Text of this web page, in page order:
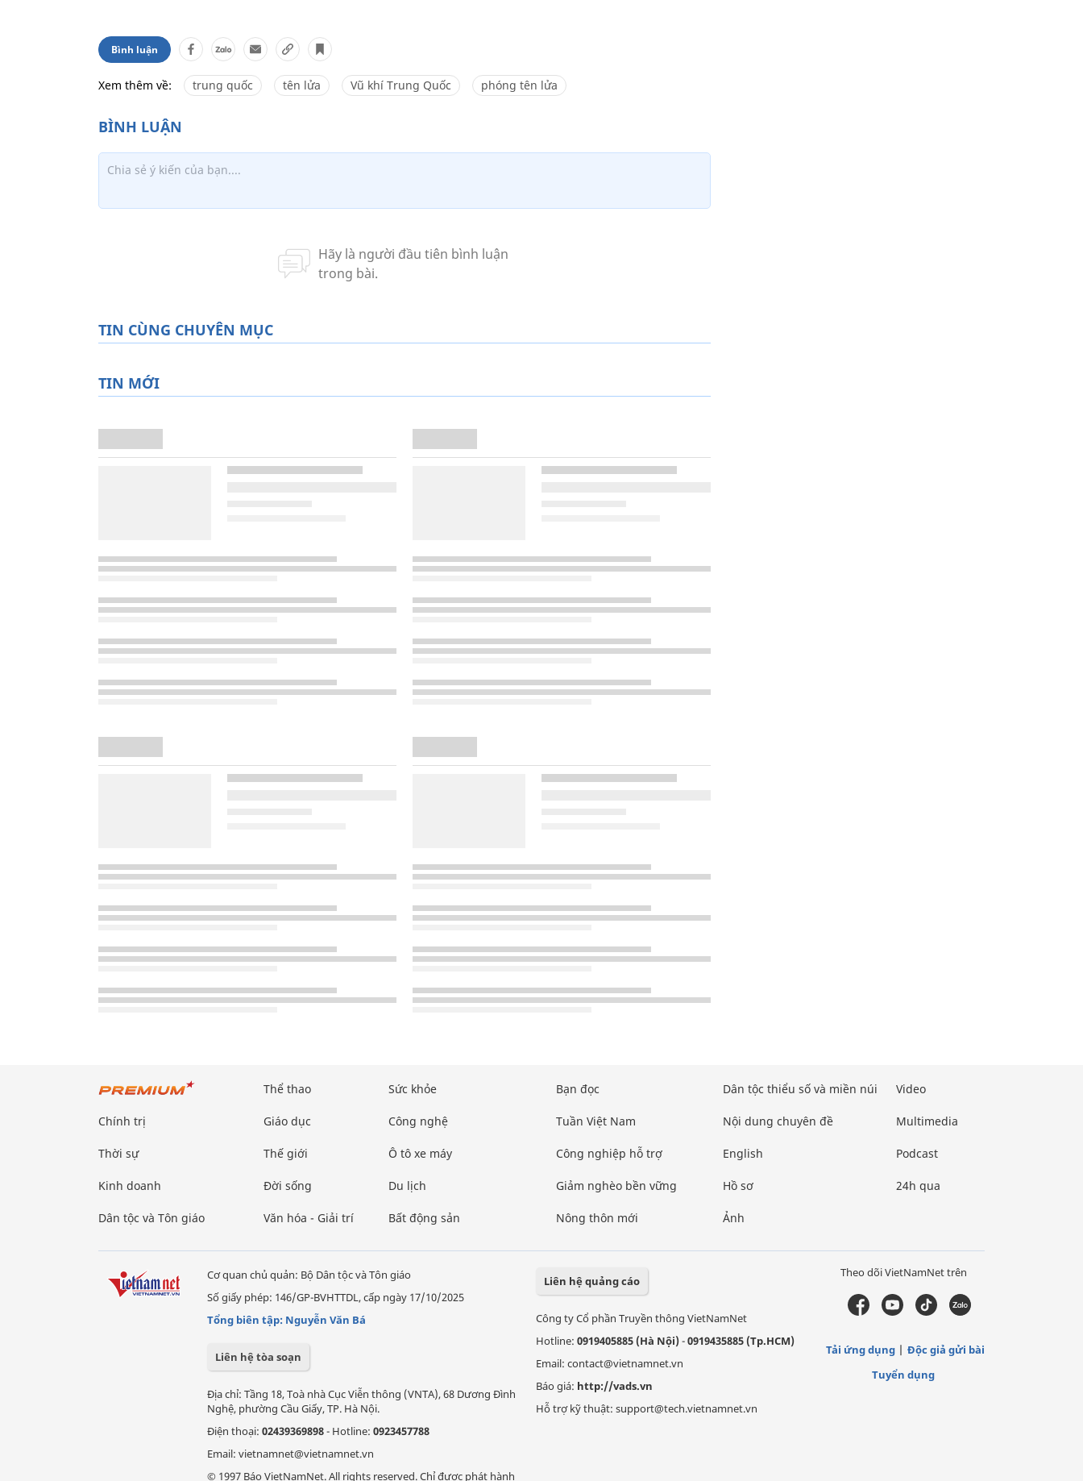
Bình luận
Xem thêm về: trung quốc tên lửa Vũ khí Trung Quốc phóng tên lửa
TIN CÙNG CHUYÊN MỤC
TIN MỚI
Chính trị
Thời sự
Kinh doanh
Dân tộc và Tôn giáo
Thể thao
Giáo dục
Thế giới
Đời sống
Văn hóa - Giải trí
Sức khỏe
Công nghệ
Ô tô xe máy
Du lịch
Bất động sản
Bạn đọc
Tuần Việt Nam
Công nghiệp hỗ trợ
Giảm nghèo bền vững
Nông thôn mới
Dân tộc thiểu số và miền núi
Nội dung chuyên đề
English
Hồ sơ
Ảnh
Video
Multimedia
Podcast
24h qua
Cơ quan chủ quản: Bộ Dân tộc và Tôn giáo
Số giấy phép: 146/GP-BVHTTDL, cấp ngày 17/10/2025
Tổng biên tập: Nguyễn Văn Bá
Liên hệ tòa soạn
Địa chỉ: Tầng 18, Toà nhà Cục Viễn thông (VNTA), 68 Dương Đình
Nghệ, phường Cầu Giấy, TP. Hà Nội.
Điện thoại: 02439369898- Hotline: 0923457788
Email: vietnamnet@vietnamnet.vn
© 1997 Báo VietNamNet. All rights reserved. Chỉ được phát hành
Liên hệ quảng cáo
Công ty Cổ phần Truyền thông VietNamNet
Hotline: 0919405885 (Hà Nội)-0919435885 (Tp.HCM)
Email: contact@vietnamnet.vn
Báo giá: http://vads.vn
Hỗ trợ kỹ thuật: support@tech.vietnamnet.vn
Theo dõi VietNamNet trên
Tải ứng dụng
Độc giả gửi bài
Tuyển dụng